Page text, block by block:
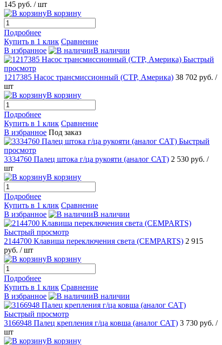
145 руб. / шт
В корзину
Подробнее
Купить в 1 клик Сравнение
В избранное
В наличии
Быстрый
просмотр
1217385 Насос трансмиссионный (CTP, Америка) 38 702 руб. /
шт
В корзину
Подробнее
Купить в 1 клик Сравнение
В избранное Под заказ
Быстрый
просмотр
3334760 Палец штока г/ца рукояти (аналог САТ) 2 530 руб. /
шт
В корзину
Подробнее
Купить в 1 клик Сравнение
В избранное
В наличии
Быстрый просмотр
2144700 Клавиша переключения света (CEMPARTS) 2 915
руб. / шт
В корзину
Подробнее
Купить в 1 клик Сравнение
В избранное
В наличии
Быстрый просмотр
3166948 Палец крепления г/ца ковша (аналог САТ) 3 730 руб. /
шт
В корзину